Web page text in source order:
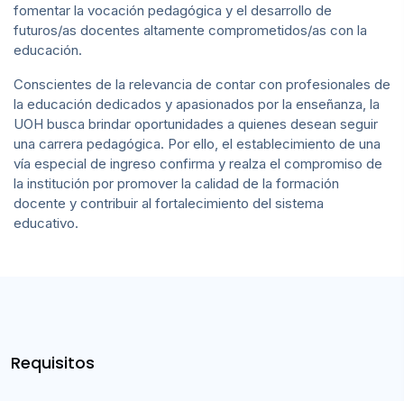
fomentar la vocación pedagógica y el desarrollo de
futuros/as docentes altamente comprometidos/as con la
educación.
Conscientes de la relevancia de contar con profesionales de
la educación dedicados y apasionados por la enseñanza, la
UOH busca brindar oportunidades a quienes desean seguir
una carrera pedagógica. Por ello, el establecimiento de una
vía especial de ingreso confirma y realza el compromiso de
la institución por promover la calidad de la formación
docente y contribuir al fortalecimiento del sistema
educativo.
Requisitos